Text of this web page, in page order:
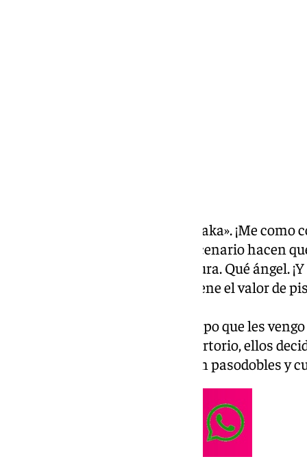
«Ooga shaka, ooga ooga ooga chaka». ¡Me
que cada vez que se suben al escenario hacen
Qué desparpajo. Qué desenvoltura. Qué ángel.
difícil en sencillo. A ver quién tiene el valor de
Aunque por la cuestión del tiempo que les
semifinales deben recortar repertorio, ellos
popurrí al completo; recortan en pasodobles y